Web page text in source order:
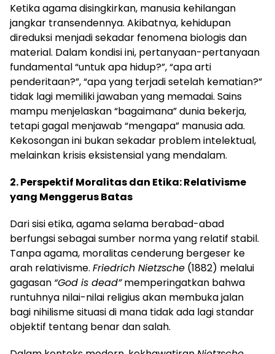
Ketika agama disingkirkan, manusia kehilangan
jangkar transendennya. Akibatnya, kehidupan
direduksi menjadi sekadar fenomena biologis dan
material. Dalam kondisi ini, pertanyaan-pertanyaan
fundamental “untuk apa hidup?”, “apa arti
penderitaan?”, “apa yang terjadi setelah kematian?”
tidak lagi memiliki jawaban yang memadai. Sains
mampu menjelaskan “bagaimana” dunia bekerja,
tetapi gagal menjawab “mengapa” manusia ada.
Kekosongan ini bukan sekadar problem intelektual,
melainkan krisis eksistensial yang mendalam.
2. Perspektif Moralitas dan Etika: Relativisme
yang Menggerus Batas
Dari sisi etika, agama selama berabad-abad
berfungsi sebagai sumber norma yang relatif stabil.
Tanpa agama, moralitas cenderung bergeser ke
arah relativisme. Friedrich Nietzsche (1882) melalui
gagasan “God is dead”memperingatkan bahwa
runtuhnya nilai-nilai religius akan membuka jalan
bagi nihilisme situasi di mana tidak ada lagi standar
objektif tentang benar dan salah.